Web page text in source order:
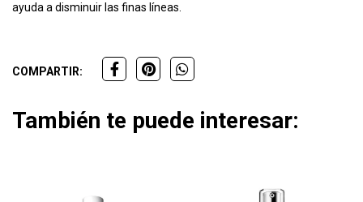
ayuda a disminuir las finas líneas.
COMPARTIR:
También te puede interesar: